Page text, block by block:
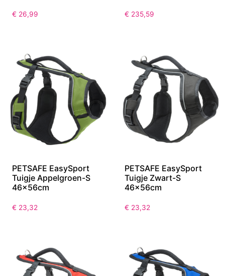
€ 26,99 € 235,59
PETSAFE EasySport
Tuigje Appelgroen-S
46x56cm
€ 23,32
PETSAFE EasySport
Tuigje Zwart-S
46x56cm
€ 23,32